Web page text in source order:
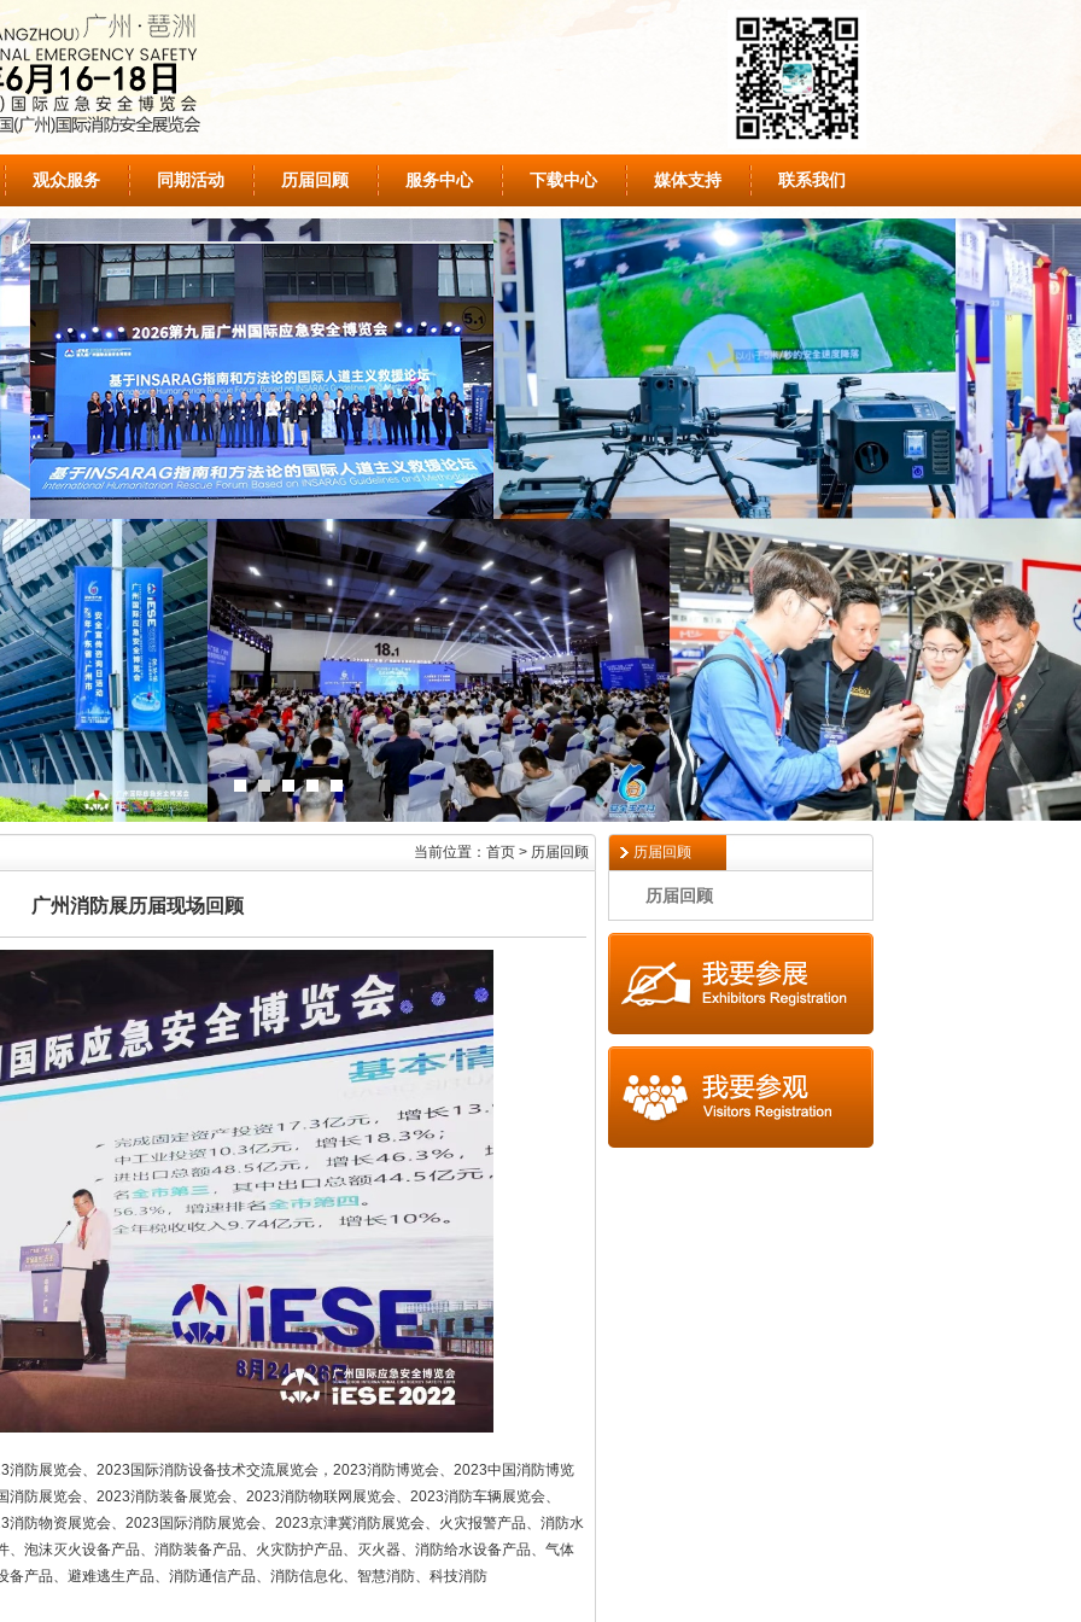
观众服务 同期活动 历届回顾 服务中心 下载中心 媒体支持 联系我们
当前位置：首页 > 历届回顾
广州消防展历届现场回顾
防展览会、2023国际消防设备技术交流展览会，2023消防博览会、2023中国消防博览
防展览会、2023消防装备展览会、2023消防物联网展览会、2023消防车辆展览会、
防物资展览会、2023国际消防展览会、2023京津冀消防展览会、火灾报警产品、消防水
泡沫灭火设备产品、消防装备产品、火灾防护产品、灭火器、消防给水设备产品、气体
产品、避难逃生产品、消防通信产品、消防信息化、智慧消防、科技消防
历届回顾
历届回顾